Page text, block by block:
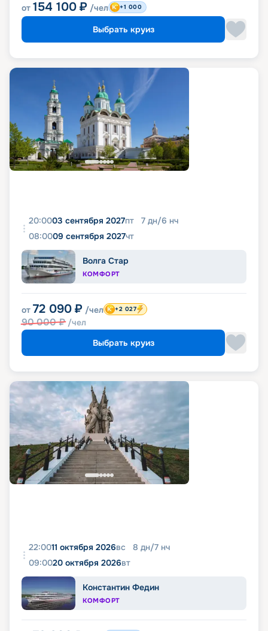
от 154 100 ₽ /чел +1 000
Выбрать круиз
20:0003 сентября 2027пт 7 дн/6 нч
08:0009 сентября 2027чт
Волга Стар
КОМФОРТ
от 72 090 ₽ /чел
90 000₽ /чел
+2 027
Выбрать круиз
22:0011 октября 2026вс 8 дн/7 нч
09:0020 октября 2026вт
Константин Федин
КОМФОРТ